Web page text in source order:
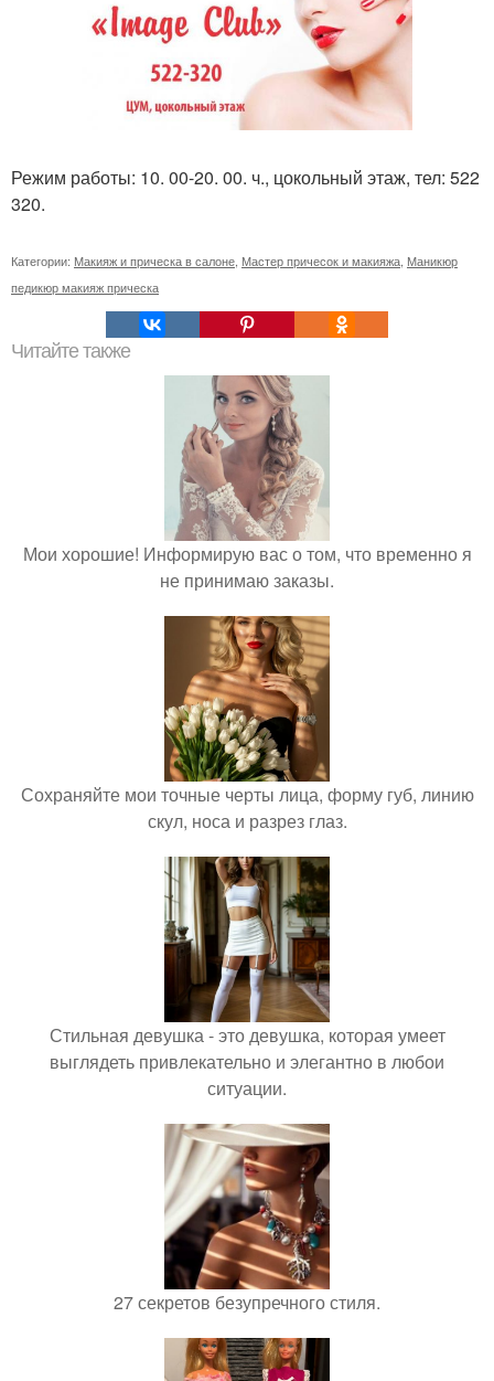
Режим работы: 10. 00-20. 00. ч., цокольный этаж, тел: 522
320.
Категории: Макияж и прическа в салоне, Мастер причесок и макияжа, Маникюр
педикюр макияж прическа
Читайте также
Мои хорошие! Информирую вас о том, что временно я
не принимаю заказы.
Сохраняйте мои точные черты лица, форму губ, линию
скул, носа и разрез глаз.
Стильная девушка - это девушка, которая умеет
выглядеть привлекательно и элегантно в любои
ситуации.
27 секретов безупречного стиля.